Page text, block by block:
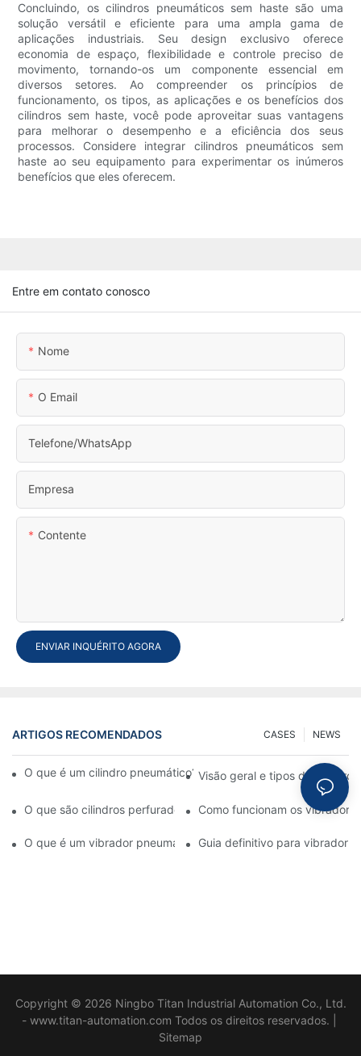
Concluindo, os cilindros pneumáticos sem haste são uma
solução versátil e eficiente para uma ampla gama de
aplicações industriais. Seu design exclusivo oferece
economia de espaço, flexibilidade e controle preciso de
movimento, tornando-os um componente essencial em
diversos setores. Ao compreender os princípios de
funcionamento, os tipos, as aplicações e os benefícios dos
cilindros sem haste, você pode aproveitar suas vantagens
para melhorar o desempenho e a eficiência dos seus
processos. Considere integrar cilindros pneumáticos sem
haste ao seu equipamento para experimentar os inúmeros
benefícios que eles oferecem.
Entre em contato conosco
Nome
O Email
Telefone/WhatsApp
Empresa
Contente
ENVIAR INQUÉRITO AGORA
ARTIGOS RECOMENDADOS NEWS
CASES
O que é um cilindro pneumático? Tipos, componentes e
Visão geral e tipos de
O que são cilindros perfuradores? Características e aplicações
Como funcionam os
O que é um vibrador pneumático? Guia completo sobre
Guia definitivo para vibrador
Copyright © 2026 Ningbo Titan Industrial Automation Co., Ltd.
- www.titan-automation.com Todos os direitos reservados. |
Sitemap